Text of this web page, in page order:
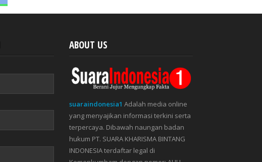
ABOUT US
suaraindonesia1 Adalah media online
yang menyajikan informasi terkini serta
terpercaya. Dibawah naungan badan
hukum PT. SUARA KHARISMA BINTANG
INDONESIA terdaftar legal di